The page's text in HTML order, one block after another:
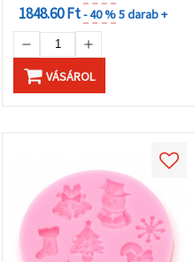
1848.60 Ft- 40 %5 darab +
VÁSÁROL